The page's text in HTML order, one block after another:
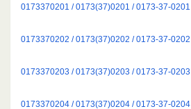
0173370201 / 0173(37)0201 / 0173-37-0201
0173370202 / 0173(37)0202 / 0173-37-0202
0173370203 / 0173(37)0203 / 0173-37-0203
0173370204 / 0173(37)0204 / 0173-37-0204